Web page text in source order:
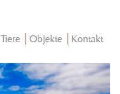
Tiere Objekte Kontakt